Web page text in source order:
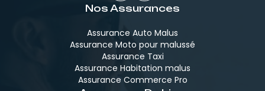
Nos Assurances
Assurance Auto Malus
Assurance Moto pour malussé
Assurance Taxi
Assurance Habitation malus
Assurance Commerce Pro